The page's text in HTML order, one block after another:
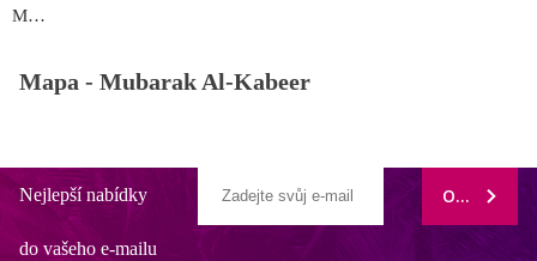
Mubarak Al-Kabeer
Mapa - Mubarak Al-Kabeer
Nejlepší nabídky
do vašeho e-mailu
ODEBÍRAT